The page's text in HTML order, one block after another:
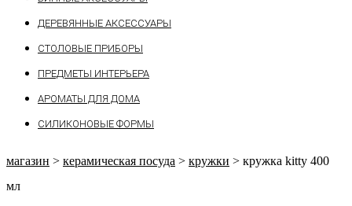
ДЕРЕВЯННЫЕ АКСЕССУАРЫ
СТОЛОВЫЕ ПРИБОРЫ
ПРЕДМЕТЫ ИНТЕРЬЕРА
АРОМАТЫ ДЛЯ ДОМА
СИЛИКОНОВЫЕ ФОРМЫ
магазин > керамическая посуда > кружки > кружка kitty 400
мл